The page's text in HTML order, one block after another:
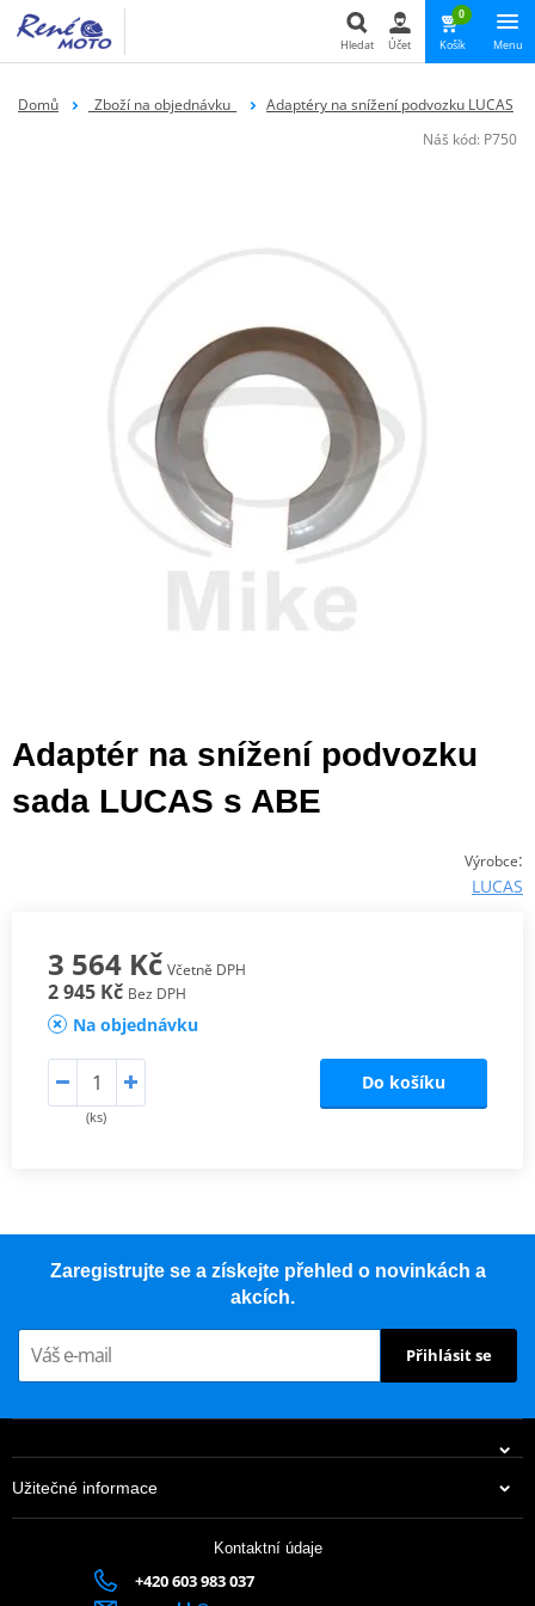
Hledat
Hledat Účet
0
Košík Menu
Domů _Zboží na objednávku_
Adaptéry na snížení podvozku LUCAS
Náš kód: P750
Adaptér na snížení podvozku
sada LUCAS s ABE
Výrobce:
LUCAS
3 564 Kč Včetně DPH
2 945 Kč Bez DPH
Na objednávku
(ks)
Do košíku
Zaregistrujte se a získejte přehled o novinkách a
akcích.
Přihlásit se
Užitečné informace
Kontaktní údaje
+420 603 983 037